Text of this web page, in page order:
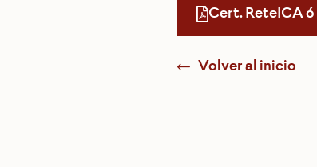
Cert. ReteICA
Volver al inicio